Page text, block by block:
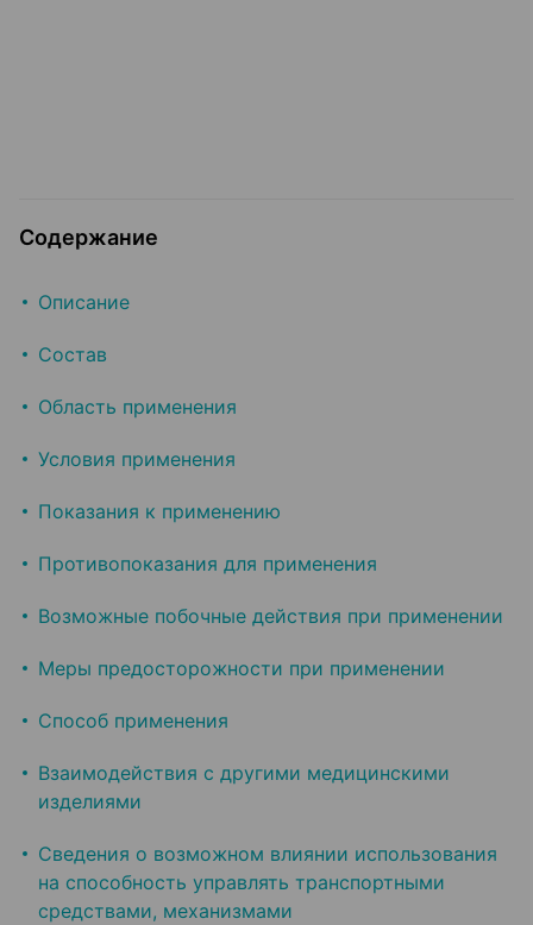
Содержание
Описание
Состав
Область применения
Условия применения
Показания к применению
Противопоказания для применения
Возможные побочные действия при применении
Меры предосторожности при применении
Способ применения
Взаимодействия с другими медицинскими
изделиями
Сведения о возможном влиянии использования
на способность управлять транспортными
средствами, механизмами